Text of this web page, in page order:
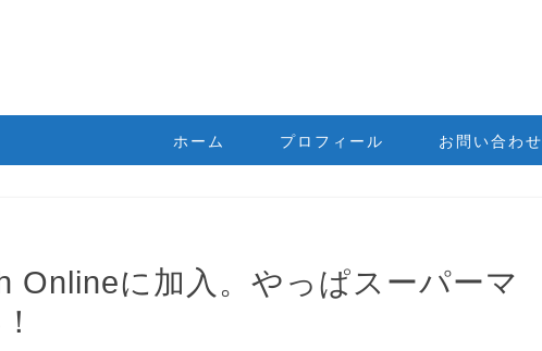
ホーム プロフィール お問い合わせ
Onlineに加入。やっぱスーパーマ